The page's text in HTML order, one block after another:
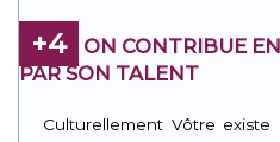
+4
ON CONTRIBUE
PAR SON TALENT
Culturellement Vôtre